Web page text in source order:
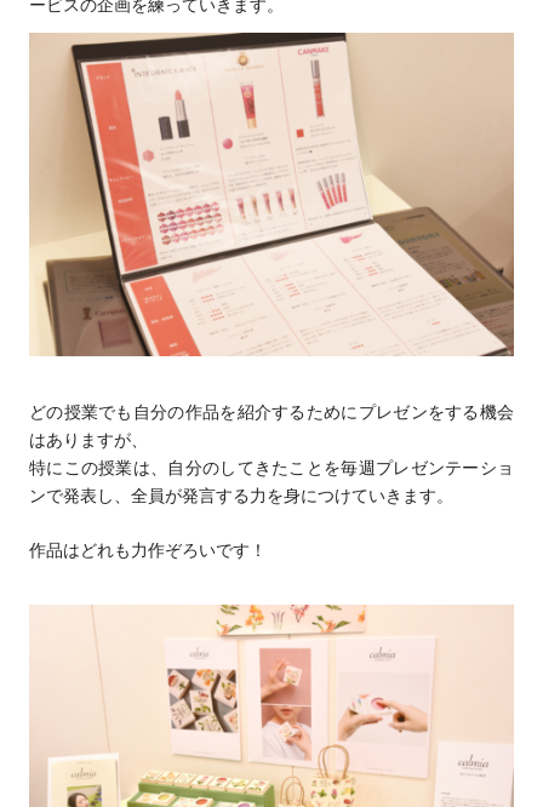
ービスの企画を練っていきます。
どの授業でも自分の作品を紹介するためにプレゼンをする機会
はありますが、
特にこの授業は、自分のしてきたことを毎週プレゼンテーショ
ンで発表し、全員が発言する力を身につけていきます。
作品はどれも力作ぞろいです！